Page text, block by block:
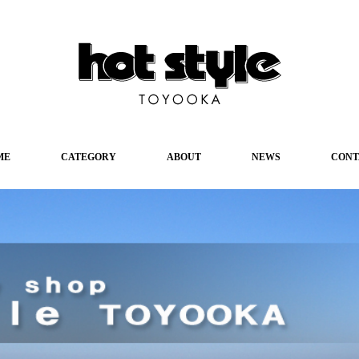
CATEGORY ABOUT NEWS